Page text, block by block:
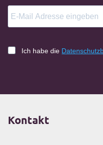
Ich habe die
Kontakt